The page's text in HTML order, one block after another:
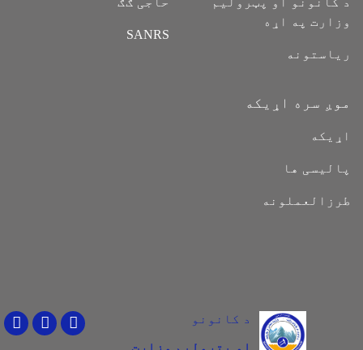
وزارت په اړه
ریاستونه
SANRS
موږ سره اړیکه
اړیکه
پالیسی ها
طرزالعملونه
د کانونو
او پترولیم وزارت
YoutubeFacebook